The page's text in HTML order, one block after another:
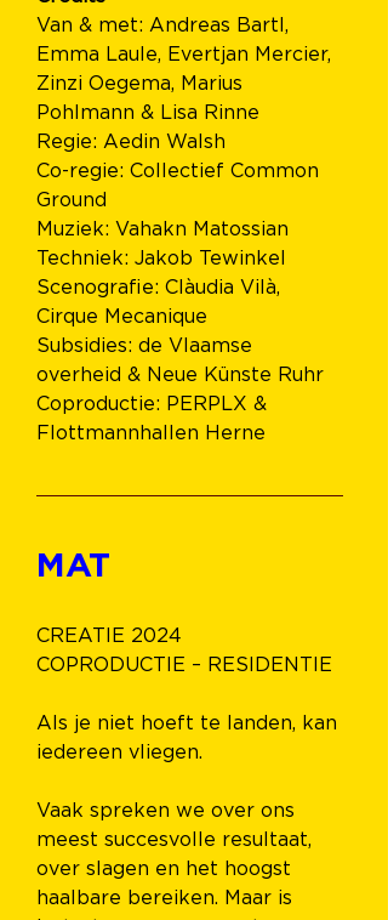
Van & met: Andreas Bartl,
Emma Laule, Evertjan Mercier,
Zinzi Oegema, Marius
Pohlmann & Lisa Rinne
Regie: Aedin Walsh
Co-regie: Collectief Common
Ground
Muziek: Vahakn Matossian
Techniek: Jakob Tewinkel
Scenografie: Clàudia Vilà,
Cirque Mecanique
Subsidies: de Vlaamse
overheid & Neue Künste Ruhr
Coproductie: PERPLX &
Flottmannhallen Herne
MAT
CREATIE 2024
COPRODUCTIE – RESIDENTIE
Als je niet hoeft te landen, kan
iedereen vliegen.
Vaak spreken we over ons
meest succesvolle resultaat,
over slagen en het hoogst
haalbare bereiken. Maar is